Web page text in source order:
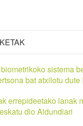
sistema
bat atxilotu dute
errepideetako lanak
dio Aldundiari